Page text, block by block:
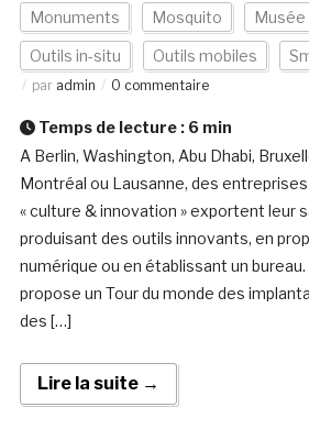
Monuments Mosquito Musée
Outils in-situ Outils mobiles
par admin 0 commentaire
Temps de lecture : 6 min
A Berlin, Washington, Abu Dhabi,
Montréal ou Lausanne, des
« culture & innovation » exportent leur
produisant des outils innovants, en
numérique ou en établissant un bureau.
propose un Tour du monde des
des […]
Lire la suite →